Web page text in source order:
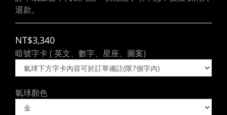
退款。
NT$3,340
暗號字卡 ( 英文、數字、星座、圖案)
氣球顏色